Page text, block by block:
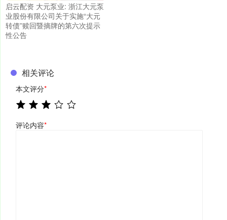
启云配资 大元泵业: 浙江大元泵
业股份有限公司关于实施“大元
转债”赎回暨摘牌的第六次提示
性公告
相关评论
本文评分*
评论内容*